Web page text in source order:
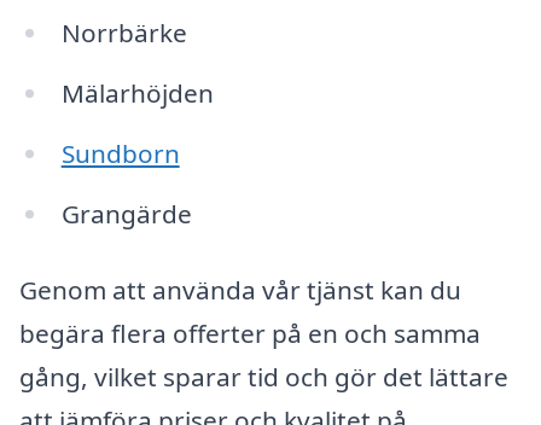
Norrbärke
Mälarhöjden
Sundborn
Grangärde
Genom att använda vår tjänst kan du
begära flera offerter på en och samma
gång, vilket sparar tid och gör det lättare